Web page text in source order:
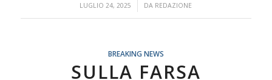
LUGLIO 24, 2025
/ DA REDAZIONE
BREAKING NEWS
SULLA FARSA